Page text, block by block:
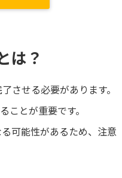
は？
させる必要があります。
とが重要です。
可能性があるため、注意